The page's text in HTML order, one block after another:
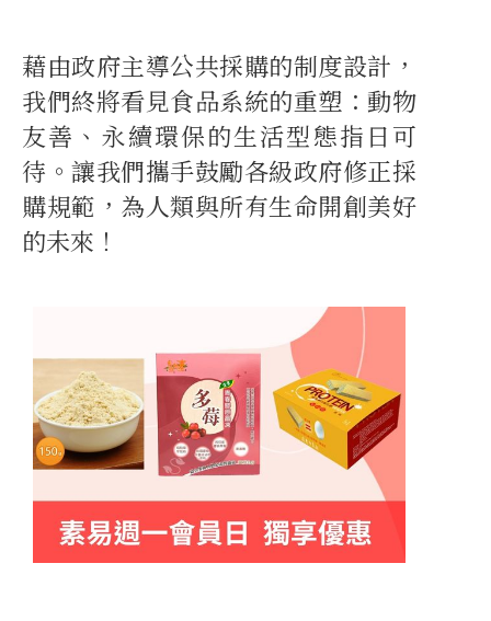
藉由政府主導公共採購的制度設計，
我們終將看見食品系統的重塑：動物
友善、永續環保的生活型態指日可
待。讓我們攜手鼓勵各級政府修正採
購規範，為人類與所有生命開創美好
的未來！